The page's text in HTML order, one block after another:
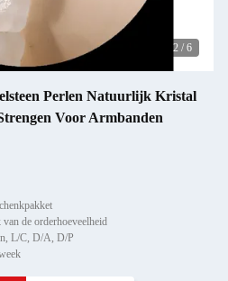
2 / 6
Perlen Natuurlijk Kristal
Voor Armbanden
de orderhoeveelheid
L/C, D/A, D/P